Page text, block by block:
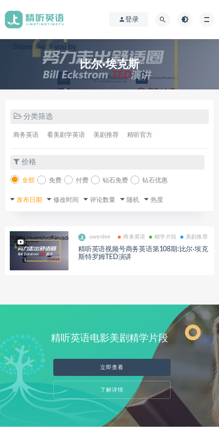
登录
比尔·埃克斯
分类筛选
商务英语 看美剧学英语 美剧推荐 精听官方
价格
全部 免费 付费 钻石免费 钻石优惠
发布日期 修改时间 评论数量 随机 热度
owenlee 商务英语 精学片段 美剧推荐
精听英语视频号商务英语第108期:比尔·埃克
斯特罗姆TED演讲
精听英语电影美剧精学片段
立即查看
了解详情